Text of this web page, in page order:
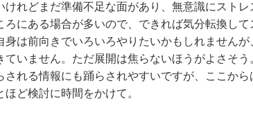
けれどまだ準備不足な面があり、無意識にスト
ろにある場合が多いので、できれば気分転換して
身は前向きでいろいろやりたいかもしれません
ていません。ただ展開は焦らないほうがよさそ
される情報にも踊らされやすいですが、ここか
ほど検討に時間をかけて。